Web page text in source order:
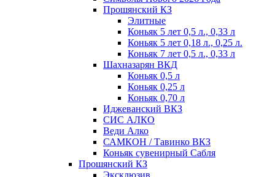
Прошянский КЗ
Элитные
Коньяк 5 лет 0,5 л., 0,33 л
Коньяк 5 лет 0,18 л., 0,25 л.
Коньяк 7 лет 0,5 л., 0,33 л
Шахназарян ВКД
Коньяк 0,5 л
Коньяк 0,25 л
Коньяк 0,70 л
Иджеванский ВКЗ
СИС АЛКО
Веди Алко
САМКОН / Тавинко ВКЗ
Коньяк сувенирный Сабля
Прошянский КЗ
Эксклюзив